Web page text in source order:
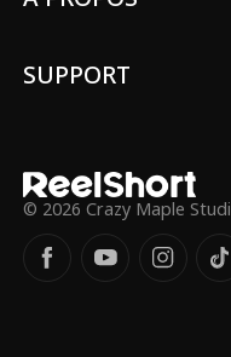
SUPPORT
© 2026 Crazy Maple